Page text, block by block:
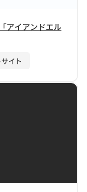
アイアンドエル
イト